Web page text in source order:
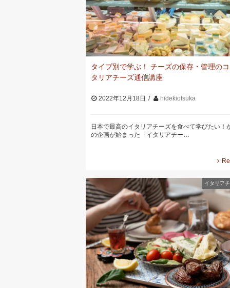
タイプ別で学ぶ！ チーズの保存・管理の
タリアチーズ通信講座
2022年12月18日 hidekiotsuka
日本で最高のイタリアチーズを食べて学びたい！
の企画が始まった「イタリアチー…
イタリア